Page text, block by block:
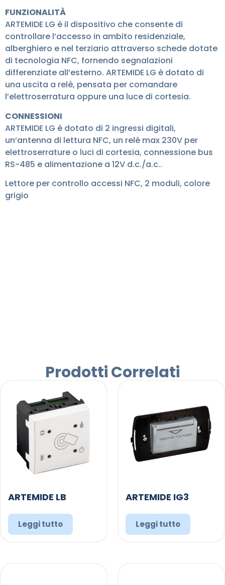
FUNZIONALITÀ
ARTEMIDE LG è il dispositivo che consente di
controllare l’accesso in ambito residenziale,
alberghiero e nel terziario attraverso schede dotate
di tecnologia NFC, fornendo segnalazioni
differenziate all’esterno. ARTEMIDE LG è dotato di
una uscita a relè, pensata per comandare
l’elettroserratura oppure una luce di cortesia.
CONNESSIONI
ARTEMIDE LG è dotato di 2 ingressi digitali,
un’antenna di lettura NFC, un relè max 230V per
elettroserrature o luci di cortesia, connessione bus
RS-485 e alimentazione a 12V d.c./a.c..
Lettore per controllo accessi NFC, 2 moduli, colore
grigio
Prodotti Correlati
ARTEMIDE LB
Leggi tutto
ARTEMIDE IG3
Leggi tutto